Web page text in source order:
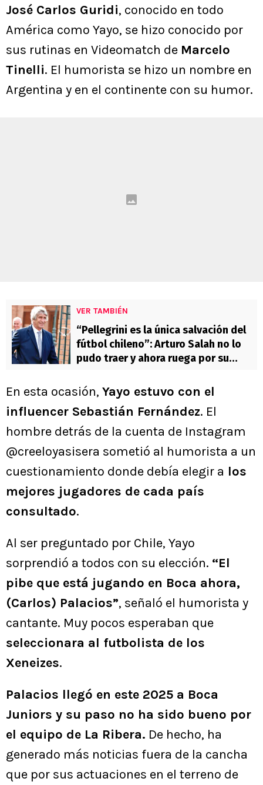
José Carlos Guridi, conocido en todo
América como Yayo, se hizo conocido por
sus rutinas en Videomatch de Marcelo
Tinelli. El humorista se hizo un nombre en
Argentina y en el continente con su humor.
VER TAMBIÉN
“Pellegrini es la única salvación del
fútbol chileno”: Arturo Salah no lo
pudo traer y ahora ruega por su
En esta ocasión, Yayo estuvo con el
influencer Sebastián Fernández. El
hombre detrás de la cuenta de Instagram
@creeloyasisera sometió al humorista a un
cuestionamiento donde debía elegir a los
mejores jugadores de cada país
consultado.
Al ser preguntado por Chile, Yayo
sorprendió a todos con su elección. “El
pibe que está jugando en Boca ahora,
(Carlos) Palacios”, señaló el humorista y
cantante. Muy pocos esperaban que
seleccionara al futbolista de los
Xeneizes.
Palacios llegó en este 2025 a Boca
Juniors y su paso no ha sido bueno por
el equipo de La Ribera. De hecho, ha
generado más noticias fuera de la cancha
que por sus actuaciones en el terreno de